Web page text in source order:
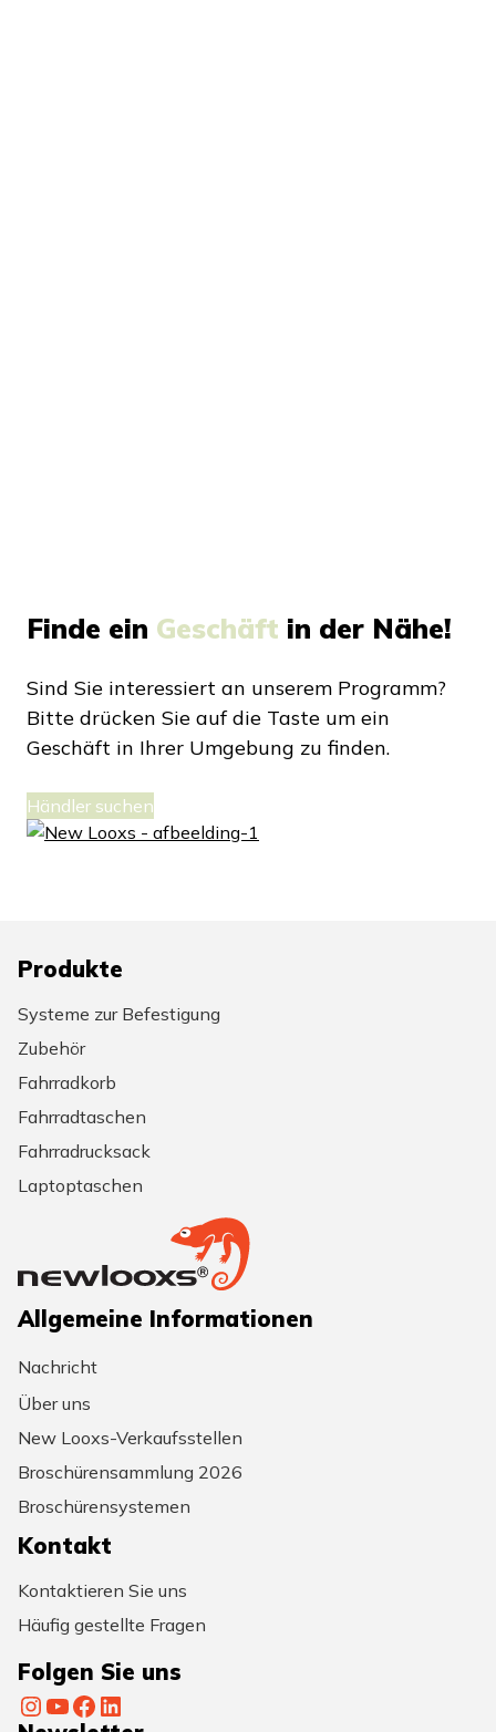
Finde ein Geschäft in der Nähe!
Sind Sie interessiert an unserem Programm?
Bitte drücken Sie auf die Taste um ein
Geschäft in Ihrer Umgebung zu finden.
Händler suchen
Produkte
Systeme zur Befestigung
Zubehör
Fahrradkorb
Fahrradtaschen
Fahrradrucksack
Laptoptaschen
Allgemeine Informationen
Nachricht
Über uns
New Looxs-Verkaufsstellen
Broschürensammlung 2026
Broschürensystemen
Kontakt
Kontaktieren Sie uns
Häufig gestellte Fragen
Folgen Sie uns
InstagramYouTube Facebook LinkedIn